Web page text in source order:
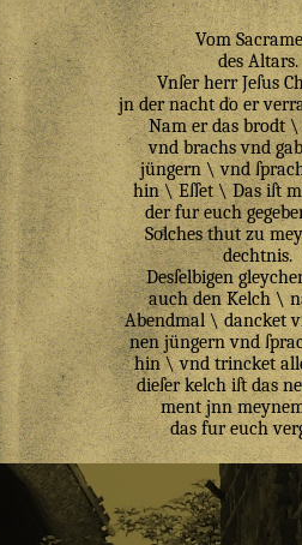
Vom
des Altars.
Vnſer herr Jeſus
jn der nacht do er
Nam er das brodt
vnd brachs vnd
jüngern \ vnd
hin \ Eſſet \ Das iſt
der fur euch
Soͤlches thut zu
dechtnis.
Desſelbigen
auch den Kelch \
Abendmal \ dancket
nen jüngern vnd
hin \ vnd trincket
dieſer kelch iſt das
ment jnn
das fur euch